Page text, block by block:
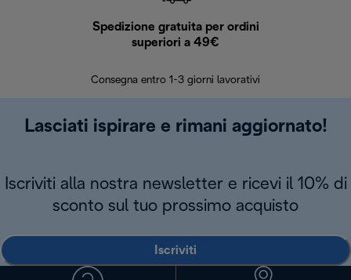
Spedizione gratuita per ordini
superiori a 49€
Consegna entro 1-3 giorni lavorativi
Lasciati ispirare e rimani aggiornato!
Iscriviti alla nostra newsletter e ricevi il 10% di
sconto sul tuo prossimo acquisto
Iscriviti